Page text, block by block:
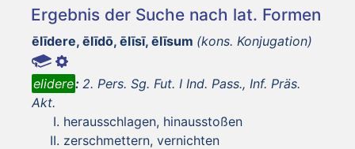
Ergebnis der Suche nach lat. Formen
ēlīdere, ēlīdō, ēlīsī, ēlīsum (kons. Konjugation)
elidere: 2. Pers. Sg. Fut. I Ind. Pass., Inf. Präs.
Akt.
herausschlagen, hinausstoßen
zerschmettern, vernichten